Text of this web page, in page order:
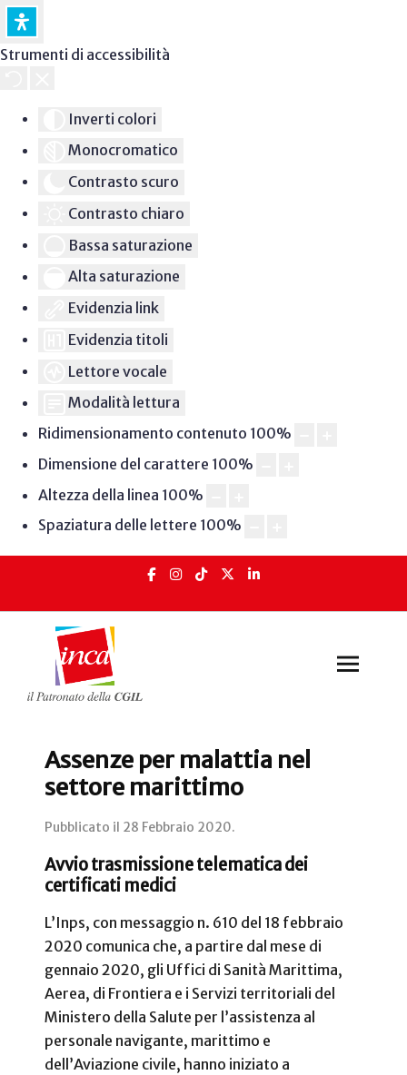
Strumenti di accessibilità
Inverti colori
Monocromatico
Contrasto scuro
Contrasto chiaro
Bassa saturazione
Alta saturazione
Evidenzia link
Evidenzia titoli
Lettore vocale
Modalità lettura
Ridimensionamento contenuto 100%
Dimensione del carattere 100%
Altezza della linea 100%
Spaziatura delle lettere 100%
Assenze per malattia nel
settore marittimo
Pubblicato il 28 Febbraio 2020.
Avvio trasmissione telematica dei
certificati medici
L’Inps, con messaggio n. 610 del 18 febbraio
2020 comunica che, a partire dal mese di
gennaio 2020, gli Uffici di Sanità Marittima,
Aerea, di Frontiera e i Servizi territoriali del
Ministero della Salute per l’assistenza al
personale navigante, marittimo e
dell’Aviazione civile, hanno iniziato a